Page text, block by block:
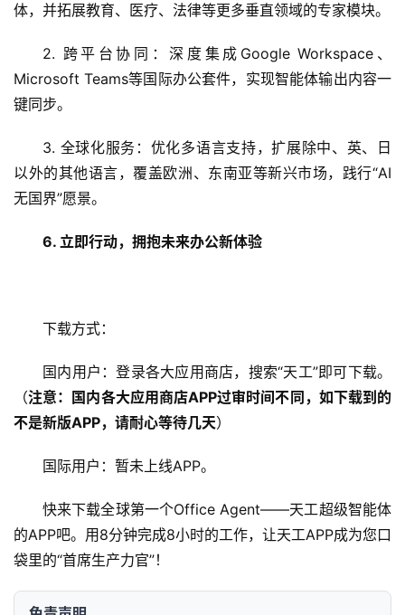
体，并拓展教育、医疗、法律等更多垂直领域的专家模块。
2. 跨平台协同：深度集成Google Workspace、
Microsoft Teams等国际办公套件，实现智能体输出内容一
键同步。
3. 全球化服务：优化多语言支持，扩展除中、英、日
以外的其他语言，覆盖欧洲、东南亚等新兴市场，践行“AI
无国界”愿景。
6. 立即行动，拥抱未来办公新体验
下载方式：
国内用户：登录各大应用商店，搜索“天工”即可下载。
（注意：国内各大应用商店APP过审时间不同，如下载到的
不是新版APP，请耐心等待几天）
国际用户：暂未上线APP。
快来下载全球第一个Office Agent——天工超级智能体
的APP吧。用8分钟完成8小时的工作，让天工APP成为您口
袋里的“首席生产力官”！